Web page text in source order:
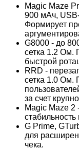
Magic Maze
900 мАч,
Формирует
G8000 - до
сетка 1.2 Ом.
быстрой
RRD -
сетка 1.0 Ом.
за счет
Magic Maze 2
G Prime,
для
чека.